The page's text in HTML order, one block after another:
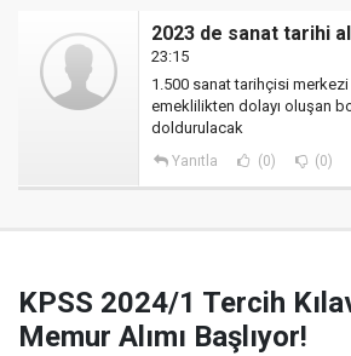
2023 de sanat tarihi
23:15
1.500 sanat tarihçisi
emeklilikten dolayı oluşan
doldurulacak
Yanıtla (0) (0)
KPSS 2024/1 Tercih
Memur Alımı Başlıyor!